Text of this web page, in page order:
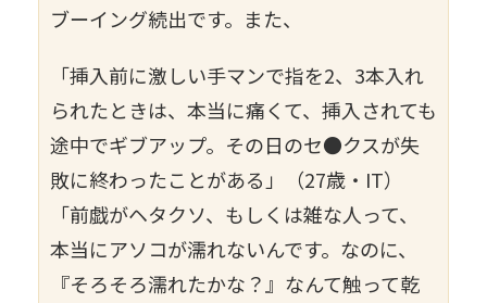
ブーイング続出です。また、
「挿入前に激しい手マンで指を2、3本入れ
られたときは、本当に痛くて、挿入されても
途中でギブアップ。その日のセ●クスが失
敗に終わったことがある」（27歳・IT）
「前戯がヘタクソ、もしくは雑な人って、
本当にアソコが濡れないんです。なのに、
『そろそろ濡れたかな？』なんて触って乾